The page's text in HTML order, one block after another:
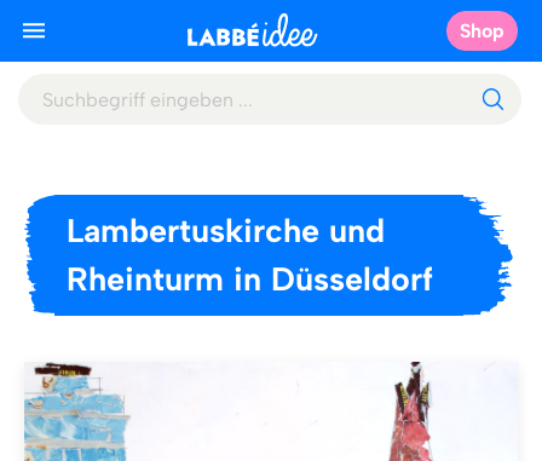
Shop
Lambertuskirche und
Rheinturm in Düsseldorf